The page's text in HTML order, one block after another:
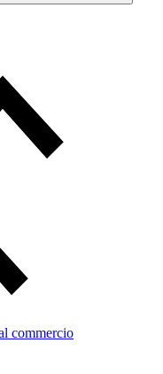
commercio